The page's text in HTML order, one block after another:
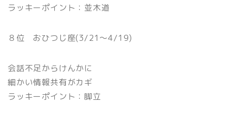
ラッキーポイント：並木道
８位 おひつじ座(3/21〜4/19)
会話不足からけんかに
細かい情報共有がカギ
ラッキーポイント：脚立